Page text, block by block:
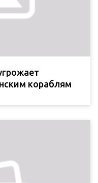
кораблям